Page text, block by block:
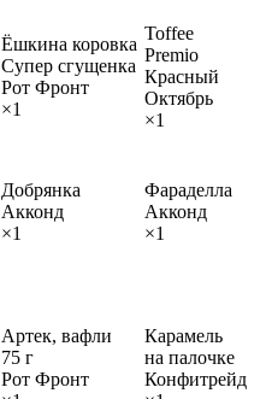
Ёшкина коровка
Супер сгущенка
Рот Фронт
×1
Toffee
Premio
Красный
Октябрь
×1
Добрянка
Акконд
×1
Фараделла
Акконд
×1
Артек, вафли
75 г
Рот Фронт
Карамель
на палочке
Конфитрейд